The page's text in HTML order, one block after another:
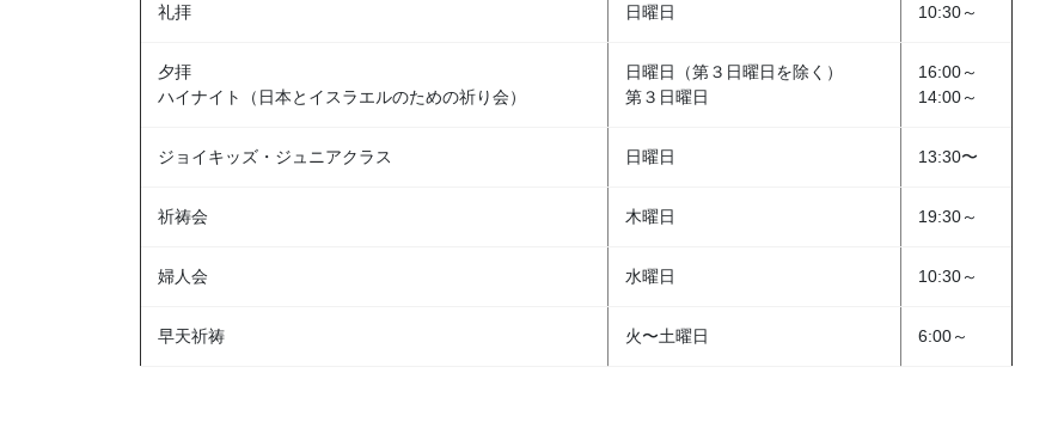
礼拝 日曜日 10:30～
夕拝
ハイナイト（日本とイスラエルのための祈り会）
日曜日（第３日曜日を除く）
第３日曜日
16:00～
14:00～
ジョイキッズ・ジュニアクラス 日曜日 13:30〜
祈祷会 木曜日 19:30～
婦人会 水曜日 10:30～
早天祈祷 火〜土曜日 6:00～